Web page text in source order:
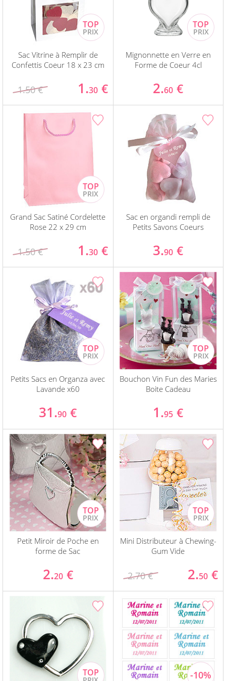
Sac Vitrine à Remplir de
Confettis Coeur 18 x 23 cm
1.50 € 1.30 €
Mignonnette en Verre en
Forme de Coeur 4cl
2.60 €
Grand Sac Satiné Cordelette
Rose 22 x 29 cm
1.50 € 1.30 €
Sac en organdi rempli de
Petits Savons Coeurs
3.90 €
Petits Sacs en Organza avec
Lavande x60
31.90 €
Bouchon Vin Fun des Maries
Boite Cadeau
1.95 €
Petit Miroir de Poche en
forme de Sac
2.20 €
Mini Distributeur à Chewing-
Gum Vide
2.70 € 2.50 €